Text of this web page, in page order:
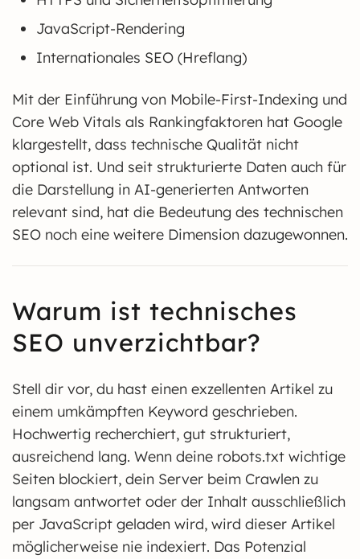
JavaScript-Rendering
Internationales SEO (Hreflang)
Mit der Einführung von Mobile-First-Indexing und
Core Web Vitals als Rankingfaktoren hat Google
klargestellt, dass technische Qualität nicht
optional ist. Und seit strukturierte Daten auch für
die Darstellung in AI-generierten Antworten
relevant sind, hat die Bedeutung des technischen
SEO noch eine weitere Dimension dazugewonnen.
Warum ist technisches
SEO unverzichtbar?
Stell dir vor, du hast einen exzellenten Artikel zu
einem umkämpften Keyword geschrieben.
Hochwertig recherchiert, gut strukturiert,
ausreichend lang. Wenn deine robots.txt wichtige
Seiten blockiert, dein Server beim Crawlen zu
langsam antwortet oder der Inhalt ausschließlich
per JavaScript geladen wird, wird dieser Artikel
möglicherweise nie indexiert. Das Potenzial